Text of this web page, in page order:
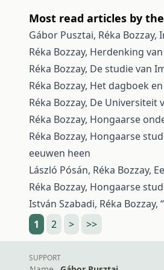
Most read articles by
Gábor Pusztai, Réka Bozzay,
Réka Bozzay, Herdenking
Réka Bozzay, De studie van
Réka Bozzay, Het dagboek
Réka Bozzay, De Universiteit
Réka Bozzay, Hongaarse
Réka Bozzay, Hongaarse
eeuwen heen
László Pósán, Réka Bozzay,
Réka Bozzay, Hongaarse
István Szabadi, Réka Bozzay,
1
2 > >>
SUPPORT